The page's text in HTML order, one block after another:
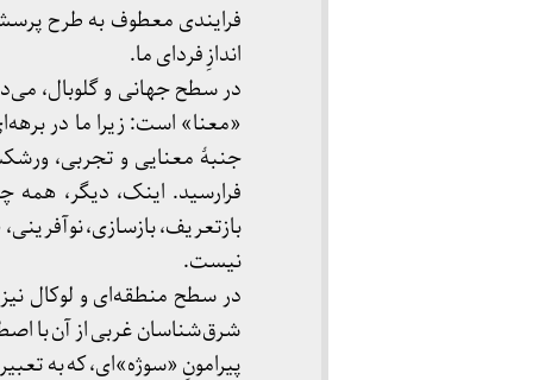
فرایندی معطوف به طرح
اندازِ فردای ما.
در سطح جهانی و گلوبال،
«معنا» است: زیرا ما در
جنبهٔ معنایی و تجربی،
فرارسید. اینک، دیگر، همه
بازتعریف، بازسازی،
نیست.
در سطح منطقه‌ای و لوکال
شرق‌شناسان غربی از آن‌ با
پیرامونِ «سوژه»‌ای، که به